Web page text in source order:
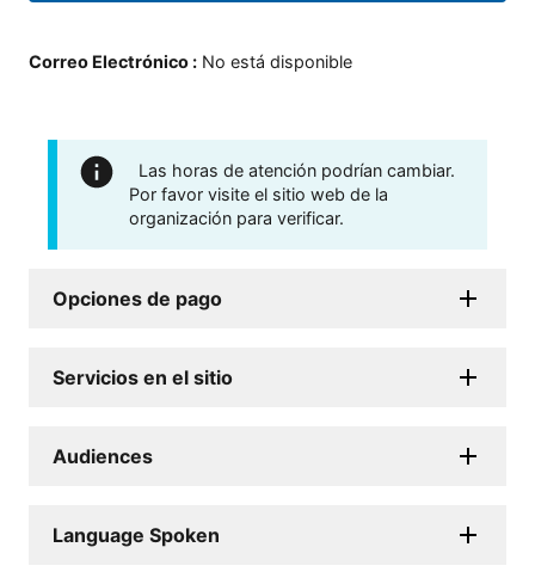
Correo Electrónico : No está disponible
Las horas de atención podrían cambiar.
Por favor visite el sitio web de la
organización para verificar.
Opciones de pago
Servicios en el sitio
Audiences
Language Spoken